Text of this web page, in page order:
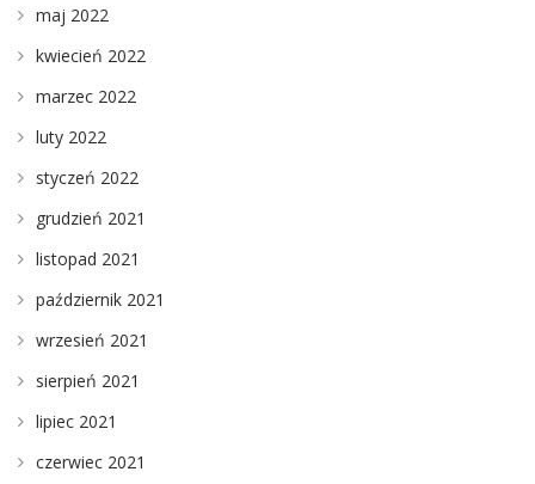
maj 2022
kwiecień 2022
marzec 2022
luty 2022
styczeń 2022
grudzień 2021
listopad 2021
październik 2021
wrzesień 2021
sierpień 2021
lipiec 2021
czerwiec 2021